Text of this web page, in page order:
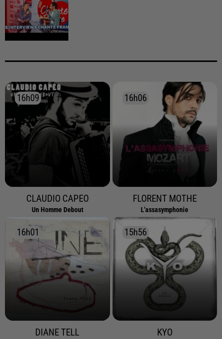
16h09
16h09
CLAUDIO CAPEO
Un Homme Debout
16h06
16h06
FLORENT MOTHE
L'assasymphonie
16h01
16h01
DIANE TELL
15h56
15h56
KYO